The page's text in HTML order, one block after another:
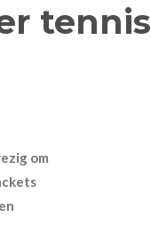
tennis
om